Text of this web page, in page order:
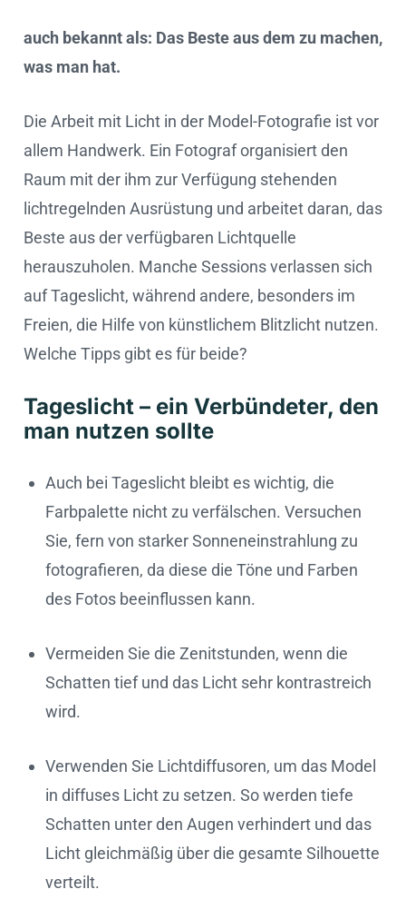
auch bekannt als: Das Beste aus dem zu machen,
was man hat.
Die Arbeit mit Licht in der Model-Fotografie ist vor
allem Handwerk. Ein Fotograf organisiert den
Raum mit der ihm zur Verfügung stehenden
lichtregelnden Ausrüstung und arbeitet daran, das
Beste aus der verfügbaren Lichtquelle
herauszuholen. Manche Sessions verlassen sich
auf Tageslicht, während andere, besonders im
Freien, die Hilfe von künstlichem Blitzlicht nutzen.
Welche Tipps gibt es für beide?
Tageslicht – ein Verbündeter, den
man nutzen sollte
Auch bei Tageslicht bleibt es wichtig, die
Farbpalette nicht zu verfälschen. Versuchen
Sie, fern von starker Sonneneinstrahlung zu
fotografieren, da diese die Töne und Farben
des Fotos beeinflussen kann.
Vermeiden Sie die Zenitstunden, wenn die
Schatten tief und das Licht sehr kontrastreich
wird.
Verwenden Sie Lichtdiffusoren, um das Model
in diffuses Licht zu setzen. So werden tiefe
Schatten unter den Augen verhindert und das
Licht gleichmäßig über die gesamte Silhouette
verteilt.